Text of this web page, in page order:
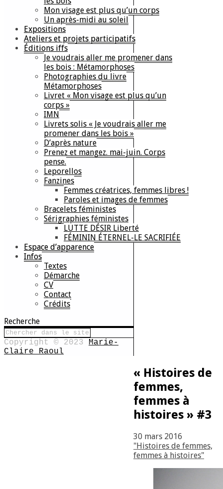
Mon visage est plus qu’un corps
Un après-midi au soleil
Expositions
Ateliers et projets participatifs
Éditions iffs
Je voudrais aller me promener dans
les bois : Métamorphoses
Photographies du livre
Métamorphoses
Livret « Mon visage est plus qu’un
corps »
IMN
Livrets solis « Je voudrais aller me
promener dans les bois »
D’après nature
Prenez et mangez. mai-juin. Corps
pense.
Leporellos
Fanzines
Femmes créatrices, femmes libres !
Paroles et images de femmes
Bracelets féministes
Sérigraphies féministes
LUTTE DÉSIR Liberté
FÉMININ ÉTERNEL-LE SACRIFIÉE
Espace d’apparence
Infos
Textes
Démarche
CV
Contact
Crédits
Recherche
Copyright © 2023 Marie-
Claire Raoul
« Histoires de
femmes,
femmes à
histoires » #3
30 mars 2016
"Histoires de femmes,
femmes à histoires"